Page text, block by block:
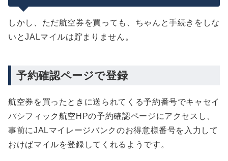
しかし、ただ航空券を買っても、ちゃんと手続きをしな
いとJALマイルは貯まりません。
予約確認ページで登録
航空券を買ったときに送られてくる予約番号でキャセイ
パシフィック航空HPの予約確認ページにアクセスし、
事前にJALマイレージバンクのお得意様番号を入力して
おけばマイルを登録してくれるようです。